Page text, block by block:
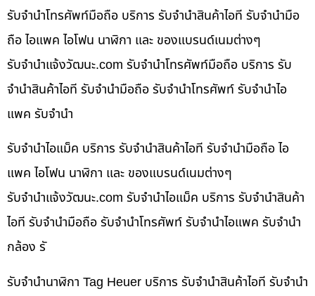
รับจำนำโทรศัพท์มือถือ บริการ รับจำนำสินค้าไอที รับจำนำมือ
ถือ ไอแพค ไอโฟน นาฬิกา และ ของแบรนด์เนมต่างๆ
รับจํานําแจ้งวัฒนะ.com รับจำนำโทรศัพท์มือถือ บริการ รับ
จำนำสินค้าไอที รับจำนำมือถือ รับจำนำโทรศัพท์ รับจำนำไอ
แพค รับจำนำ
รับจำนำไอแม็ค บริการ รับจำนำสินค้าไอที รับจำนำมือถือ ไอ
แพค ไอโฟน นาฬิกา และ ของแบรนด์เนมต่างๆ
รับจํานําแจ้งวัฒนะ.com รับจำนำไอแม็ค บริการ รับจำนำสินค้า
ไอที รับจำนำมือถือ รับจำนำโทรศัพท์ รับจำนำไอแพค รับจำนำ
กล้อง รั
รับจำนำนาฬิกา Tag Heuer บริการ รับจำนำสินค้าไอที รับจำนำ